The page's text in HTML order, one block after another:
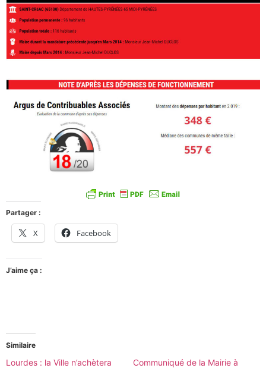
Partager :
X Facebook
J’aime ça :
Similaire
Lourdes : la Ville n’achètera
Communiqué de la Mairie à